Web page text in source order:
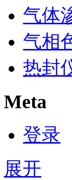
气体
气相
热封
Meta
登录
展开